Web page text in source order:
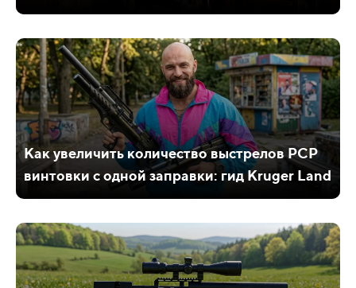
Как увеличить количество выстрелов PCP
винтовки с одной заправки: гид Kruger Land